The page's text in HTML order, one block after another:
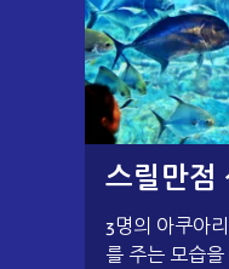
스릴만점
3명의 아쿠아
를 주는 모습을